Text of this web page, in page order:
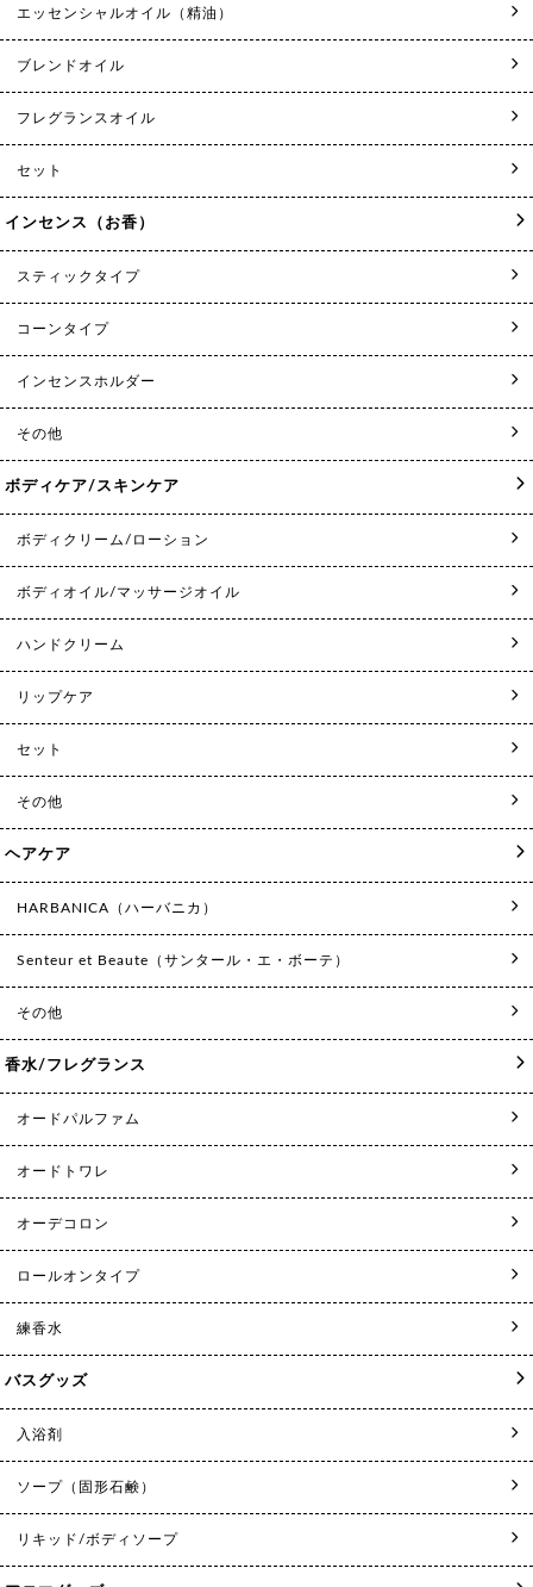
エッセンシャルオイル（精油）
ブレンドオイル
フレグランスオイル
セット
インセンス（お香）
スティックタイプ
コーンタイプ
インセンスホルダー
その他
ボディケア/スキンケア
ボディクリーム/ローション
ボディオイル/マッサージオイル
ハンドクリーム
リップケア
セット
その他
ヘアケア
HARBANICA（ハーバニカ）
Senteur et Beaute（サンタール・エ・ボーテ）
その他
香水/フレグランス
オードパルファム
オードトワレ
オーデコロン
ロールオンタイプ
練香水
バスグッズ
入浴剤
ソープ（固形石鹸）
リキッド/ボディソープ